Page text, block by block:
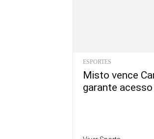
ESPORTES
Misto vence
garante